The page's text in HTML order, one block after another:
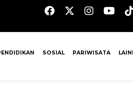
SOSIAL PARIWISATA